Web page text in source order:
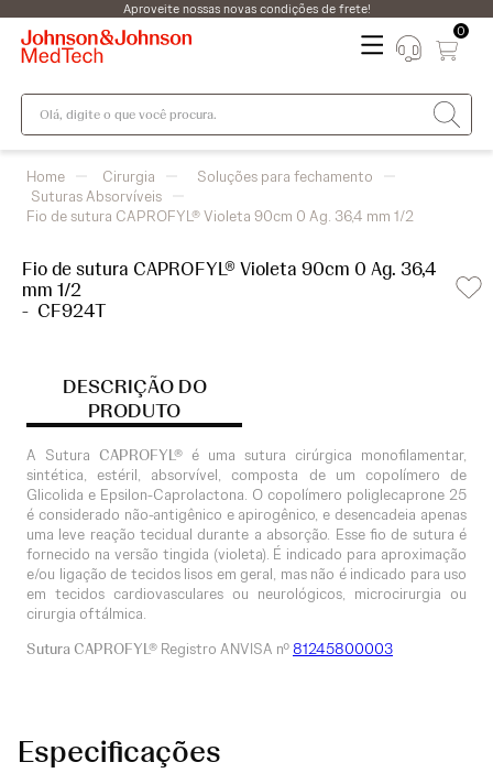
Aproveite nossas novas condições de frete!
0
Olá, digite o que você procura.
Cirurgia
Soluções para fechamento
Suturas Absorvíveis
Fio de sutura CAPROFYL® Violeta 90cm 0 Ag. 36,4 mm 1/2
Fio de sutura CAPROFYL® Violeta 90cm 0 Ag. 36,4
mm 1/2
- CF924T
DESCRIÇÃO DO
PRODUTO
A Sutura CAPROFYL® é uma sutura cirúrgica monofilamentar,
sintética, estéril, absorvível, composta de um copolímero de
Glicolida e Epsilon-Caprolactona. O copolímero poliglecaprone 25
é considerado não-antigênico e apirogênico, e desencadeia apenas
uma leve reação tecidual durante a absorção. Esse fio de sutura é
fornecido na versão tingida (violeta). É indicado para aproximação
e/ou ligação de tecidos lisos em geral, mas não é indicado para uso
em tecidos cardiovasculares ou neurológicos, microcirurgia ou
cirurgia oftálmica.
Sutura CAPROFYL® Registro ANVISA nº 81245800003
Especificações